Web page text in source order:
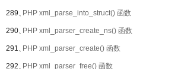
289、PHP xml_parse_into_struct() 函数
290、PHP xml_parser_create_ns() 函数
291、PHP xml_parser_create() 函数
292、PHP xml_parser_free() 函数